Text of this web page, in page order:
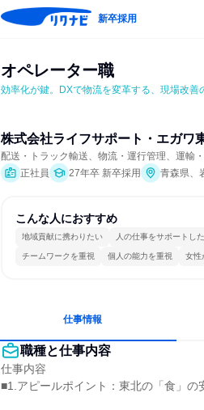
新卒採用
オペレーター職
効率化が鍵。DXで物流を変革する、現場改善
株式会社ライフサポート・エガワ
配送・トラック輸送、物流・運行管理、運輸
正社員
27年卒 新卒採用 青森県、
こんな人におすすめ
地域貢献に携わりたい 人の仕事をサポートし
チームワークを重視 個人の能力を重視 女性
仕事情報
職種と仕事内容
仕事内容
■1.アピールポイント：東北の「食」の